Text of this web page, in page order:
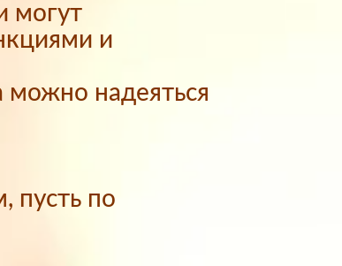
могут
и
можно надеяться
пусть по